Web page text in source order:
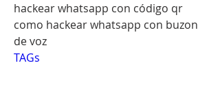
hackear whatsapp con código qr
como hackear whatsapp con buzon
de voz
TAGs